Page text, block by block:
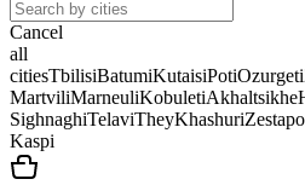
Cancel
all
citiesTbilisiBatumiKutaisiPotiOzurgeti
MartviliMarneuliKobuletiAkhaltsikhe
SighnaghiTelaviTheyKhashuri
Kaspi